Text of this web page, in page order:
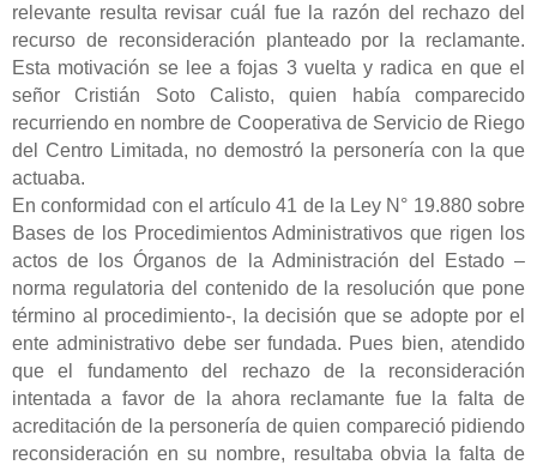
relevante resulta revisar cuál fue la razón del rechazo del
recurso de reconsideración planteado por la reclamante.
Esta motivación se lee a fojas 3 vuelta y radica en que el
señor Cristián Soto Calisto, quien había comparecido
recurriendo en nombre de Cooperativa de Servicio de Riego
del Centro Limitada, no demostró la personería con la que
actuaba.
En conformidad con el artículo 41 de la Ley N° 19.880 sobre
Bases de los Procedimientos Administrativos que rigen los
actos de los Órganos de la Administración del Estado –
norma regulatoria del contenido de la resolución que pone
término al procedimiento-, la decisión que se adopte por el
ente administrativo debe ser fundada. Pues bien, atendido
queel fundamento del rechazo de la reconsideración
intentada a favor de la ahora reclamante fue la falta de
acreditación de la personería de quien compareció pidiendo
reconsideración en su nombre, resultaba obvia la falta de